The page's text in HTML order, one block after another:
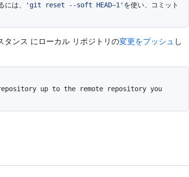
には、 'git reset --soft HEAD~1' を使い、コミット
ンス にローカル リポジトリの変更をプッシュ し
up to the remote repository you